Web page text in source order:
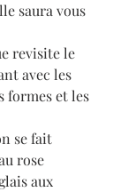
saura vous
revisite le
avec les
formes et les
se fait
rose
aux